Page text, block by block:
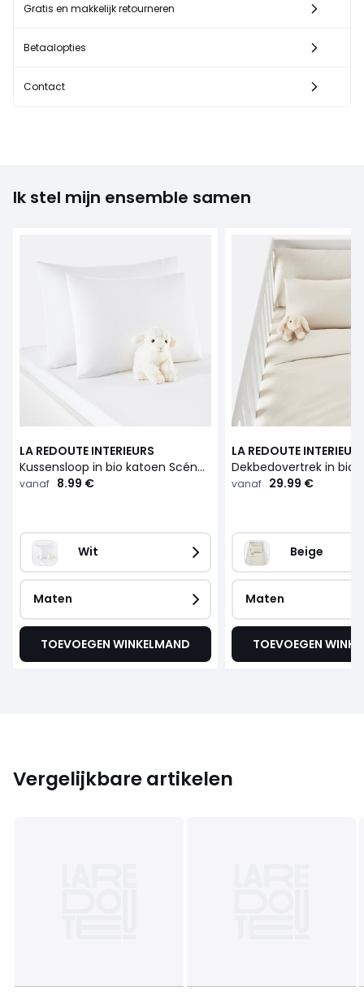
Gratis en makkelijk retourneren
Betaalopties
Contact
Ik stel mijn ensemble samen
LA REDOUTE INTERIEURS
Kussensloop in bio katoen Scénario
vanaf 8.99 €
Wit
Maten
TOEVOEGEN WINKELMAND
LA REDOUTE
vanaf 29.99 €
Beige
Maten
TOEVOEGEN
Vergelijkbare artikelen